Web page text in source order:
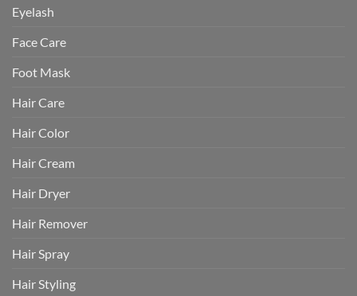
Eyelash
Face Care
Foot Mask
Hair Care
Hair Color
Hair Cream
Hair Dryer
Hair Remover
Hair Spray
Hair Styling